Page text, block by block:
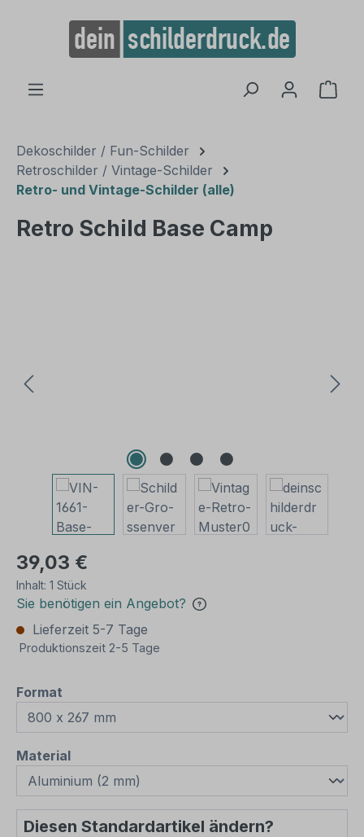
springen
Dekoschilder / Fun-Schilder
Retroschilder / Vintage-Schilder
Retro- und Vintage-Schilder (alle)
Retro Schild Base Camp
39,03 €
Inhalt: 1 Stück
Sie benötigen ein Angebot?
Lieferzeit 5-7 Tage
Produktionszeit 2-5 Tage
Format
Materialauswählen
Diesen Standardartikel ändern?